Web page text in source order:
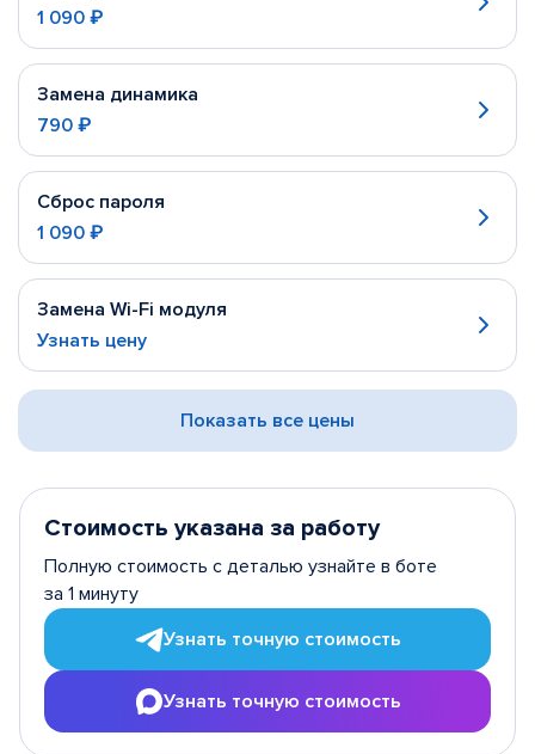
1 090 ₽
Замена динамика
790 ₽
Сброс пароля
1 090 ₽
Замена Wi-Fi модуля
Узнать цену
Показать все цены
Стоимость указана за работу
Полную стоимость с деталью узнайте в боте
за 1 минуту
Узнать точную стоимость
Узнать точную стоимость